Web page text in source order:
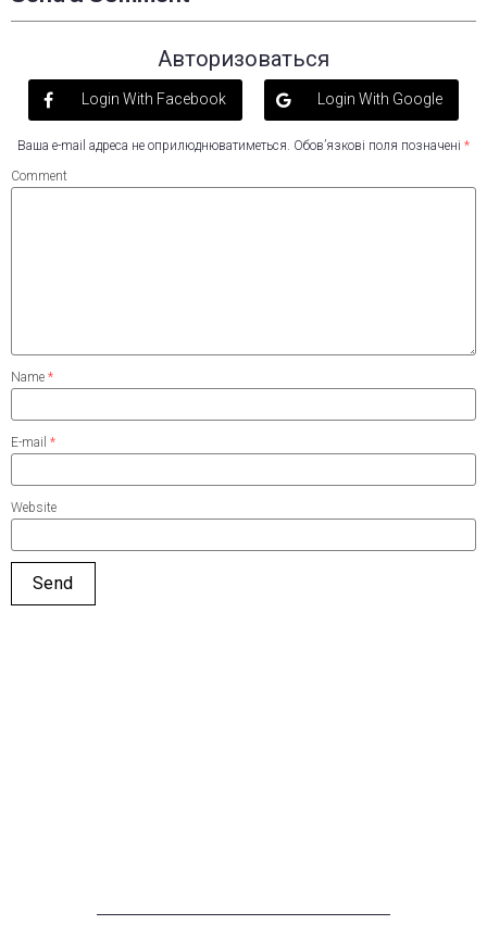
Авторизоваться
Login With Facebook Login With Google
Ваша e-mail адреса не оприлюднюватиметься. Обов’язкові поля позначені *
Comment
Name *
E-mail *
Website